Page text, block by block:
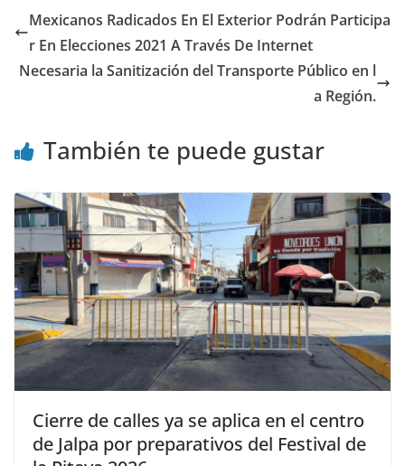
Mexicanos Radicados En El Exterior Podrán Participa
r En Elecciones 2021 A Través De Internet
Necesaria la Sanitización del Transporte Público en l
a Región.
También te puede gustar
Cierre de calles ya se aplica en el centro
de Jalpa por preparativos del Festival de